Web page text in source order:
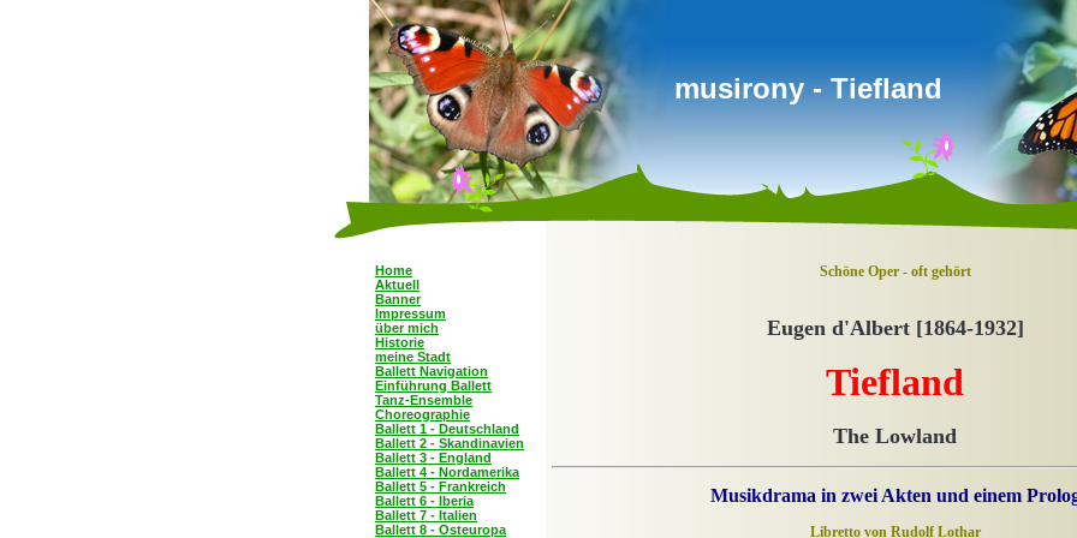
musirony - Tiefland
Home
Aktuell
Banner
Impressum
über mich
Historie
meine Stadt
Ballett Navigation
Einführung Ballett
Tanz-Ensemble
Choreographie
Ballett 1 - Deutschland
Ballett 2 - Skandinavien
Ballett 3 - England
Ballett 4 - Nordamerika
Ballett 5 - Frankreich
Ballett 6 - Iberia
Ballett 7 - Italien
Ballett 8 - Osteuropa
Schöne Oper - oft gehört
Eugen d'Albert [1864-1932]
Tiefland
The Lowland
Musikdrama in zwei Akten und einem
Libretto von Rudolf Lothar